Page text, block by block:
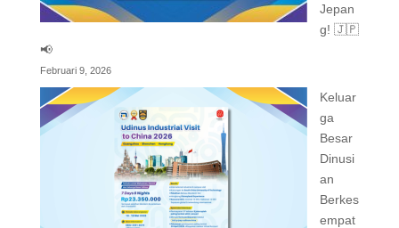
Jepan
g! 🇯🇵
📢
Februari 9, 2026
Keluar
ga
Besar
Dinusi
an
Berkes
empat